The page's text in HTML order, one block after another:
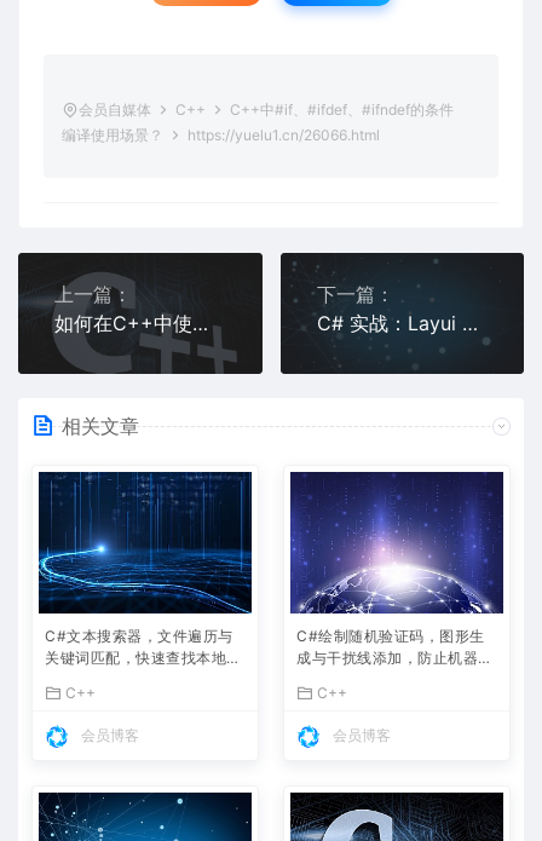
会员自媒体 C++
C++中#if、#ifdef、#ifndef的条件
编译使用场景？
https://yuelu1.cn/26066.html
上一篇：
如何在C++中使用#undef取消宏定义？
下一篇：
C# 实战：Layui 风格 Web 界面开发 + WinForm 模拟 Web UI 完整实例
相关文章
C#文本搜索器，文件遍历与
关键词匹配，快速查找本地文
C++
会员博客
C#绘制随机验证码，图形生
成与干扰线添加，防止机器人
C++
会员博客